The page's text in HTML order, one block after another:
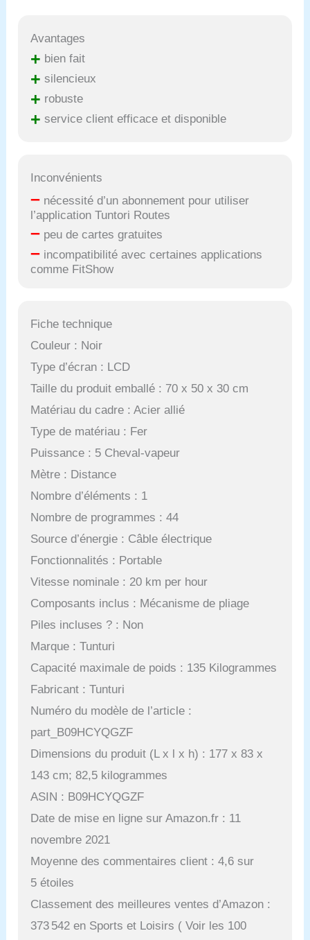
Avantages
+ bien fait
+ silencieux
+ robuste
+ service client efficace et disponible
Inconvénients
– nécessité d’un abonnement pour utiliser
l’application Tuntori Routes
– peu de cartes gratuites
– incompatibilité avec certaines applications
comme FitShow
Fiche technique
Couleur : Noir
Type d’écran : LCD
Taille du produit emballé : 70 x 50 x 30 cm
Matériau du cadre : Acier allié
Type de matériau : Fer
Puissance : 5 Cheval-vapeur
Mètre : Distance
Nombre d’éléments : 1
Nombre de programmes : 44
Source d’énergie : Câble électrique
Fonctionnalités : Portable
Vitesse nominale : 20 km per hour
Composants inclus : Mécanisme de pliage
Piles incluses ? : Non
Marque : Tunturi
Capacité maximale de poids : 135 Kilogrammes
Fabricant : Tunturi
Numéro du modèle de l’article :
part_B09HCYQGZF
Dimensions du produit (L x l x h) : 177 x 83 x
143 cm; 82,5 kilogrammes
ASIN : B09HCYQGZF
Date de mise en ligne sur Amazon.fr : 11
novembre 2021
Moyenne des commentaires client : 4,6 sur
5 étoiles
Classement des meilleures ventes d’Amazon :
373 542 en Sports et Loisirs ( Voir les 100